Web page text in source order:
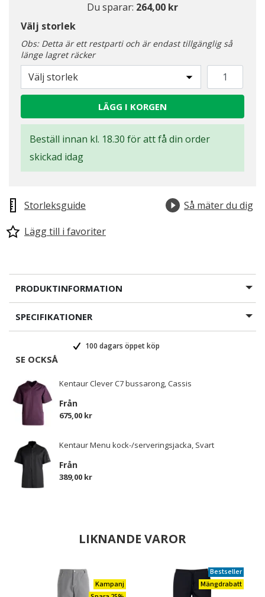
Du sparar: 264,00 kr
Välj storlek
Obs: Detta är ett restparti och är endast tillgänglig så
länge lagret räcker
Välj storlek
LÄGG I KORGEN
Beställ innan kl. 18.30 för att få din order
skickad idag
Storleksguide
Så mäter du dig
Lägg till i favoriter
PRODUKTINFORMATION
SPECIFIKATIONER
100 dagars öppet köp
SE OCKSÅ
Kentaur Clever C7 bussarong, Cassis
Från
675,00 kr
Kentaur Menu kock-/serveringsjacka, Svart
Från
389,00 kr
LIKNANDE VAROR
Kampanj
Bestseller
Mängdrabatt